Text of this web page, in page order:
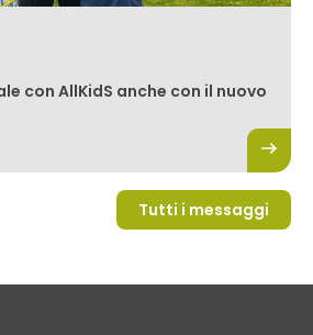
con AllKidS anche con il nuovo
Tutti i messaggi